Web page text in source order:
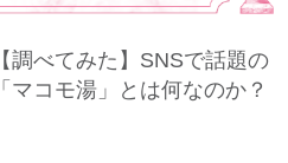
【調べてみた】SNSで話題の
「マコモ湯」とは何なのか？